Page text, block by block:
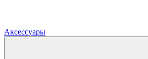
Аксессуары